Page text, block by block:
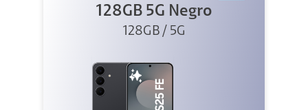
128GB 5G Negro
128GB / 5G